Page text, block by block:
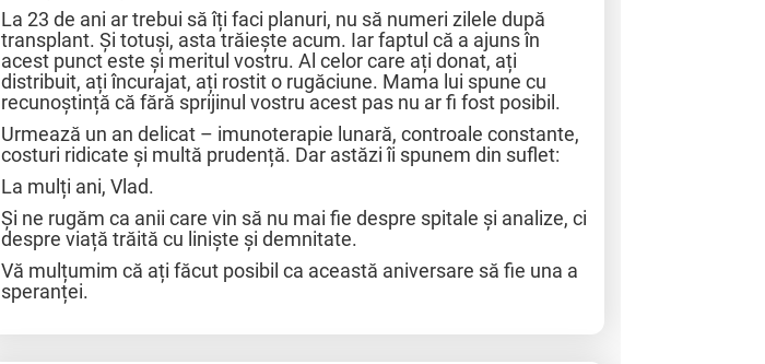
La 23 de ani ar trebui să îți faci planuri, nu să numeri zilele după
transplant. Și totuși, asta trăiește acum. Iar faptul că a ajuns în
acest punct este și meritul vostru. Al celor care ați donat, ați
distribuit, ați încurajat, ați rostit o rugăciune. Mama lui spune cu
recunoștință că fără sprijinul vostru acest pas nu ar fi fost posibil.
Urmează un an delicat – imunoterapie lunară, controale constante,
costuri ridicate și multă prudență. Dar astăzi îi spunem din suflet:
La mulți ani, Vlad.
Și ne rugăm ca anii care vin să nu mai fie despre spitale și analize, ci
despre viață trăită cu liniște și demnitate.
Vă mulțumim că ați făcut posibil ca această aniversare să fie una a
speranței.